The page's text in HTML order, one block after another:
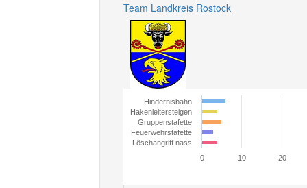
Team Landkreis Rostock
Hindernisbahn
Hakenleitersteigen
Gruppenstafette
Feuerwehrstafette
Löschangriff nass
0
10 20